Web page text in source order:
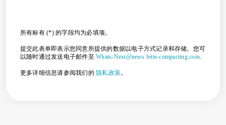
所有标有 (*) 的字段均为必填项。
提交此表单即表示您同意所提供的数据以电子方式记录和存储。您可
以随时通过发送电子邮件至Whats-Next@news.fette-compacting.com.
更多详细信息请参阅我们的 隐私政策。